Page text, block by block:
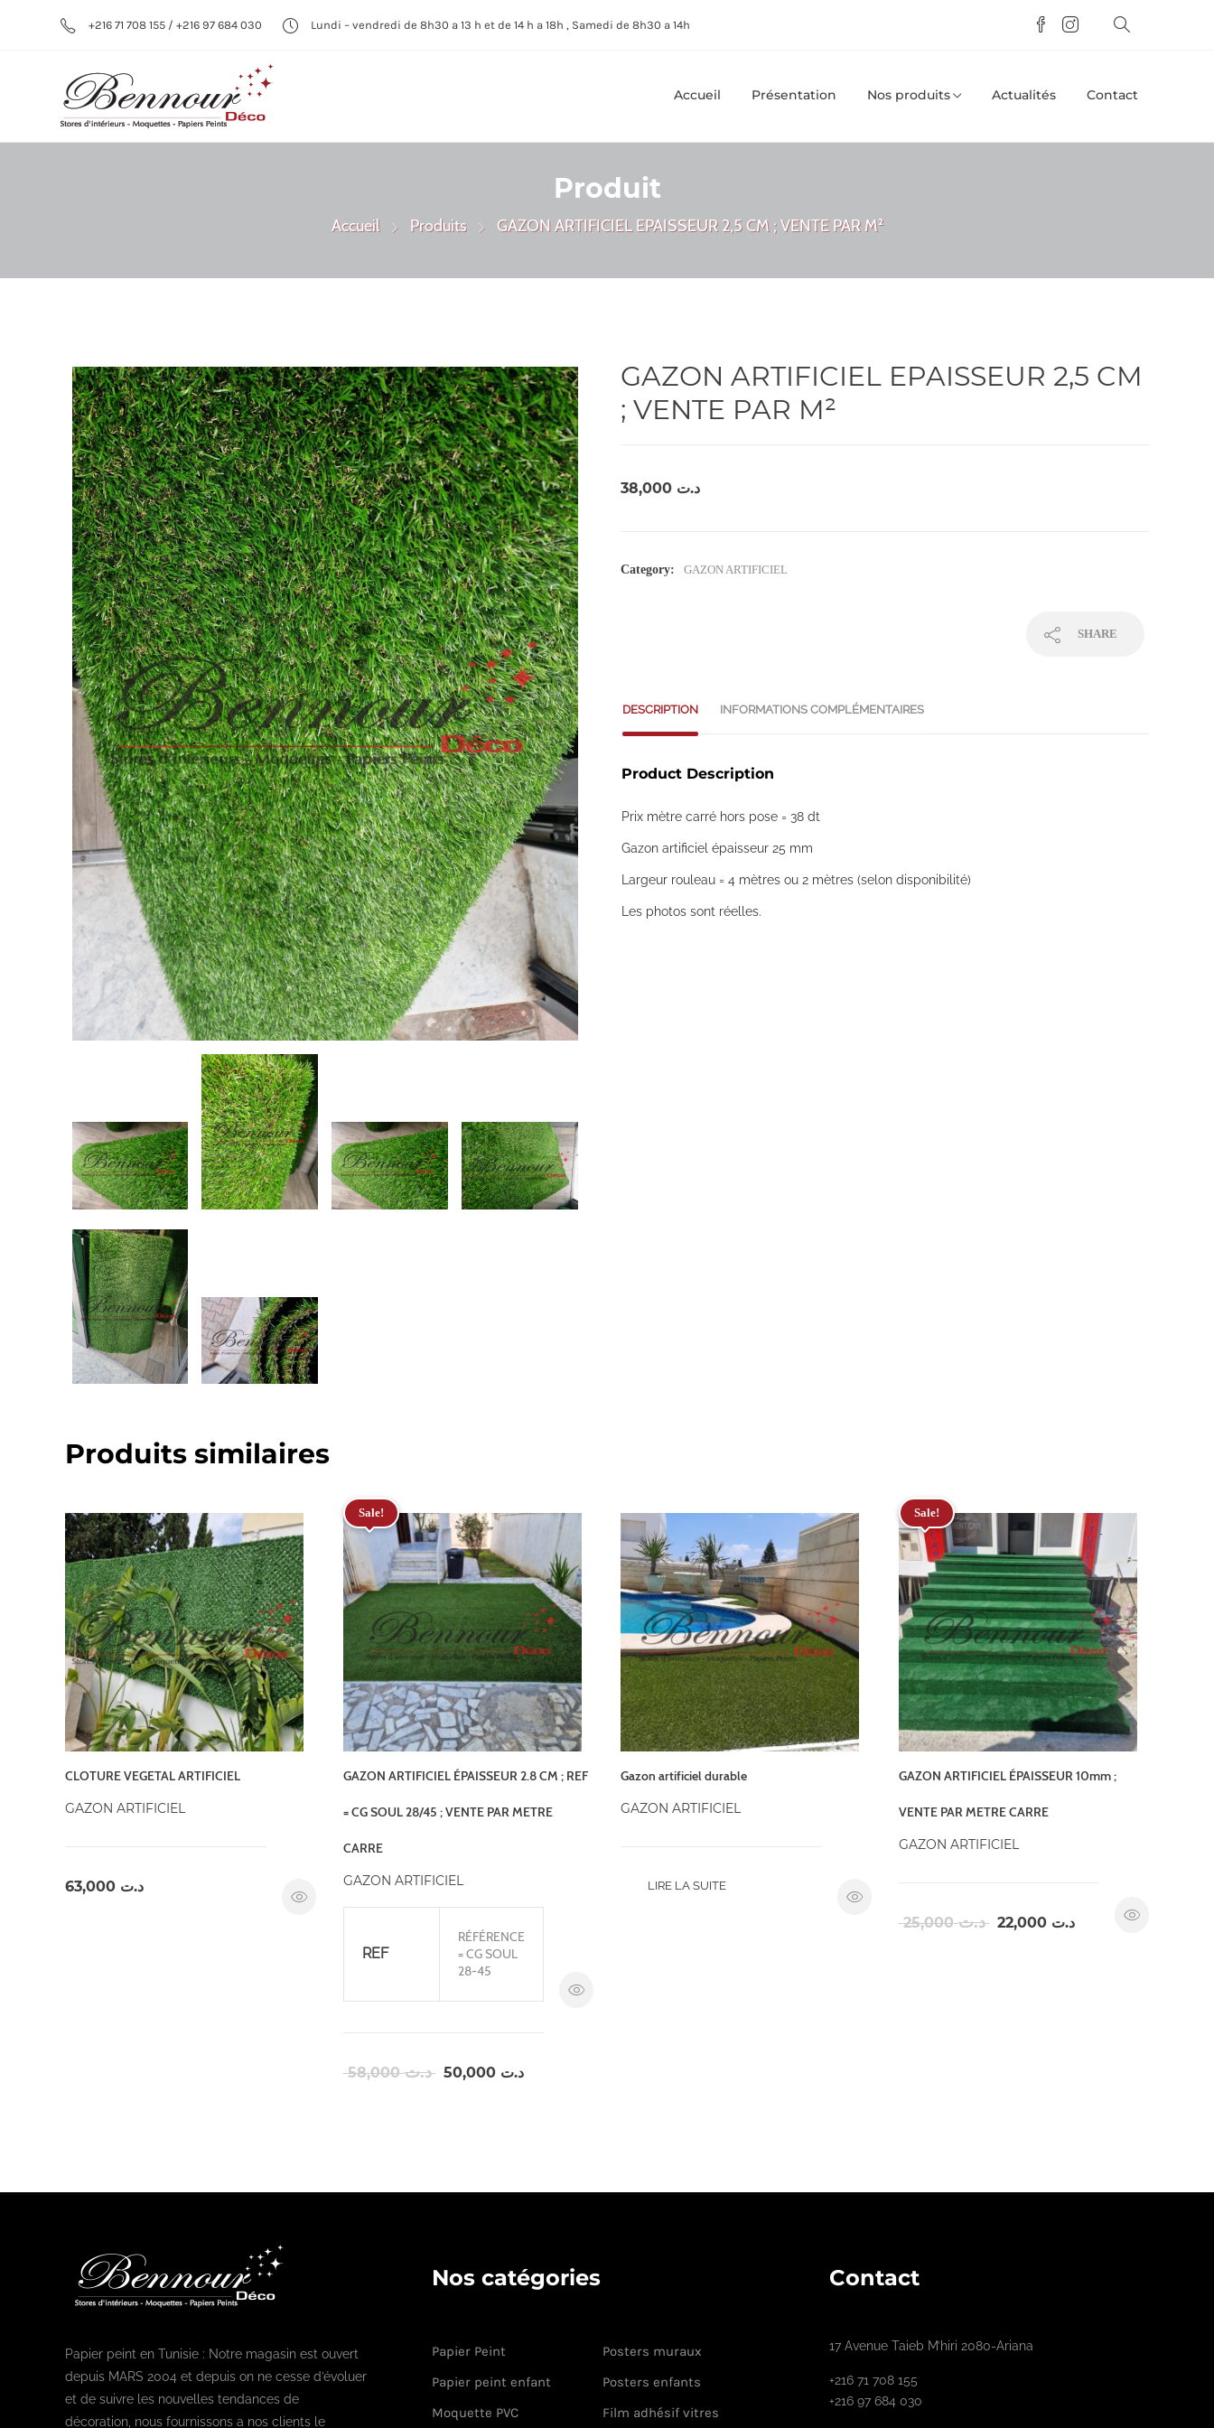
+216 71 708 155 / +216 97 684 030 Lundi – vendredi de 8h30 a 13 h et de 14 h a 18h , Samedi de 8h30 a 14h
Accueil Présentation Nos produits Actualités Contact
Produit
Accueil Produits GAZON ARTIFICIEL EPAISSEUR 2,5 CM ; VENTE PAR M²
GAZON ARTIFICIEL EPAISSEUR 2,5 CM
; VENTE PAR M²
د.ت
Category: GAZON ARTIFICIEL
SHARE
DESCRIPTION INFORMATIONS COMPLÉMENTAIRES
Product Description
Prix mètre carré hors pose = 38 dt
Gazon artificiel épaisseur 25 mm
Largeur rouleau = 4 mètres ou 2 mètres (selon disponibilité)
Les photos sont réelles.
Produits similaires
CLOTURE VEGETAL ARTIFICIEL
GAZON ARTIFICIEL
د.ت
Sale!
GAZON ARTIFICIEL ÉPAISSEUR 2.8 CM ; REF
= CG SOUL 28/45 ; VENTE PAR METRE
CARRE
GAZON ARTIFICIEL
REF
RÉFÉRENCE
= CG SOUL
28-45
د.ت58,000
prix
د.ت 50,000
prix
Gazon artificiel durable
GAZON ARTIFICIEL
LIRE LA SUITE
Sale!
GAZON ARTIFICIEL ÉPAISSEUR 10mm ;
VENTE PAR METRE CARRE
GAZON ARTIFICIEL
د.ت25,000
prix
د.ت 22,000
prix
Papier peint en Tunisie : Notre magasin est ouvert
depuis MARS 2004 et depuis on ne cesse d’évoluer
et de suivre les nouvelles tendances de
décoration, nous fournissons a nos clients le
Nos catégories
Papier Peint
Posters muraux
Papier peint enfant
Posters enfants
Moquette PVC
Film adhésif vitres
Contact
17 Avenue Taieb M’hiri 2080-Ariana
+216 71 708 155
+216 97 684 030